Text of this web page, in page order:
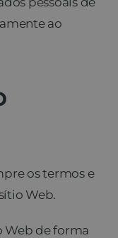
ao
os termos e
Web.
Web de forma